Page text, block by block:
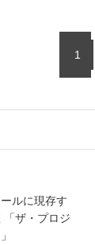
1
ルに現存す
「ザ・プロジ